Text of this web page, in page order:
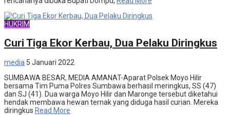
HUKRIM
Curi Tiga Ekor Kerbau, Dua Pelaku Diringkus
media 5 Januari 2022
SUMBAWA BESAR, MEDIA AMANAT-Aparat Polsek Moyo Hilir
bersama Tim Puma Polres Sumbawa berhasil meringkus, SS (47)
dan SJ (41). Dua warga Moyo Hilir dan Maronge tersebut diketahui
hendak membawa hewan ternak yang diduga hasil curian. Mereka
diringkus Read More